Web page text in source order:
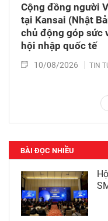
Cộng đồng người
tại Kansai (Nhật
chủ động góp sức
hội nhập quốc tế
10/08/2026 TIN
BÀI ĐỌC NHIỀU